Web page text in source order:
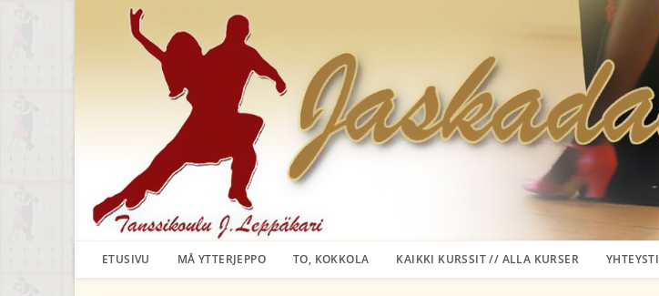
ETUSIVU MÅ YTTERJEPPO TO, KOKKOLA KAIKKI KURSSIT // ALLA KURSER